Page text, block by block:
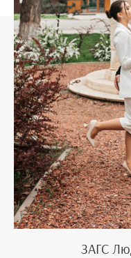
ЗАГС